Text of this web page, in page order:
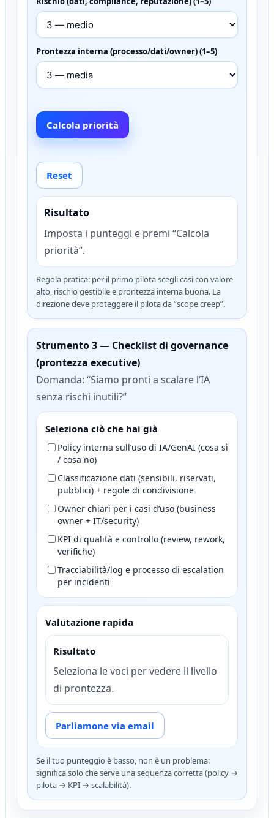
Prontezza interna (processo/dati/owner) (1–5)
Calcola priorità
Reset
Risultato
Imposta i punteggi e premi “Calcola
priorità”.
Regola pratica: per il primo pilota scegli casi con valore
alto, rischio gestibile e prontezza interna buona. La
direzione deve proteggere il pilota da “scope creep”.
Strumento 3 — Checklist di governance
(prontezza executive)
Domanda: “Siamo pronti a scalare l’IA
senza rischi inutili?”
Seleziona ciò che hai già
Policy interna sull’uso di IA/GenAI (cosa sì
/ cosa no)
Classificazione dati (sensibili, riservati,
pubblici) + regole di condivisione
Owner chiari per i casi d’uso (business
owner + IT/security)
KPI di qualità e controllo (review, rework,
verifiche)
Tracciabilità/log e processo di escalation
per incidenti
Valutazione rapida
Risultato
Seleziona le voci per vedere il livello
di prontezza.
Parliamone via email
Se il tuo punteggio è basso, non è un problema:
significa solo che serve una sequenza corretta (policy →
pilota → KPI → scalabilità).